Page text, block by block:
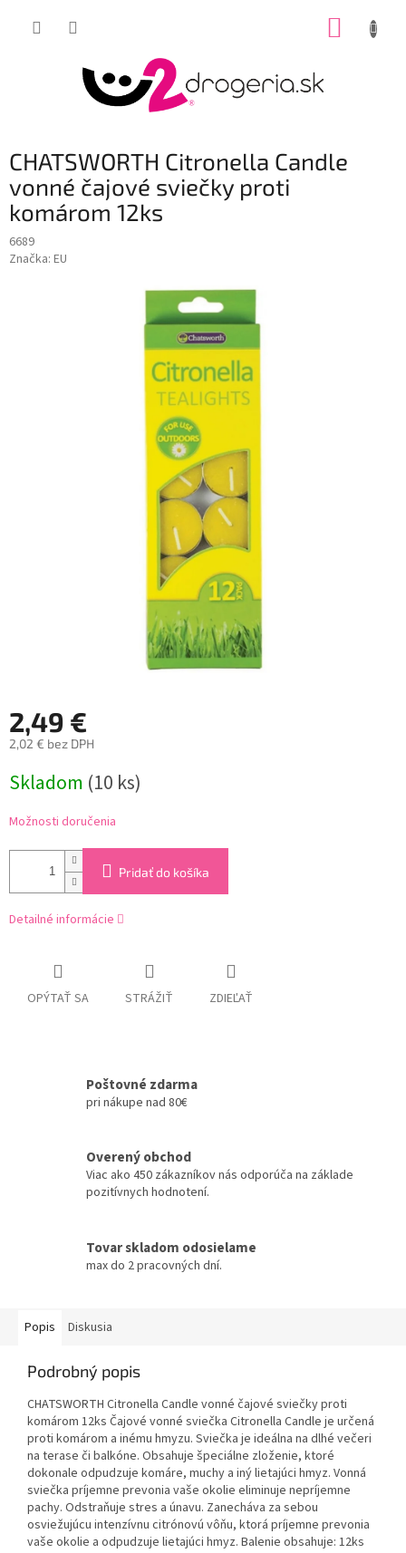
CHATSWORTH Citronella Candle
vonné čajové sviečky proti
komárom 12ks
6689
Značka: EU
2,49 €
2,02 € bez DPH
cena:
Skladom (10 ks)
Možnosti doručenia
Pridať do košíka
Detailné informácie
OPÝTAŤ SA STRÁŽIŤ ZDIEĽAŤ
Poštovné zdarma
pri nákupe nad 80€
Overený obchod
Viac ako 450 zákazníkov nás odporúča na základe
pozitívnych hodnotení.
Tovar skladom odosielame
max do 2 pracovných dní.
Popis Diskusia
Podrobný popis
CHATSWORTH Citronella Candle vonné čajové sviečky proti
komárom 12ks Čajové vonné sviečka Citronella Candle je určená
proti komárom a inému hmyzu. Sviečka je ideálna na dlhé večeri
na terase či balkóne. Obsahuje špeciálne zloženie, ktoré
dokonale odpudzuje komáre, muchy a iný lietajúci hmyz. Vonná
sviečka príjemne prevonia vaše okolie eliminuje nepríjemne
pachy. Odstraňuje stres a únavu. Zanecháva za sebou
osviežujúcu intenzívnu citrónovú vôňu, ktorá príjemne prevonia
vaše okolie a odpudzuje lietajúci hmyz. Balenie obsahuje: 12ks